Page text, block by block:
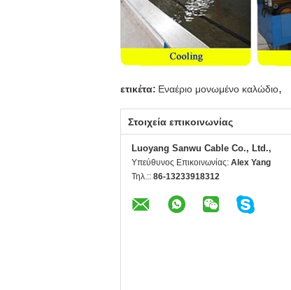
ετικέτα: Εναέριο μονωμένο καλώδιο,
Στοιχεία επικοινωνίας
Luoyang Sanwu Cable Co., Ltd.,
Υπεύθυνος Επικοινωνίας: Alex Yang
Τηλ.:: 86-13233918312